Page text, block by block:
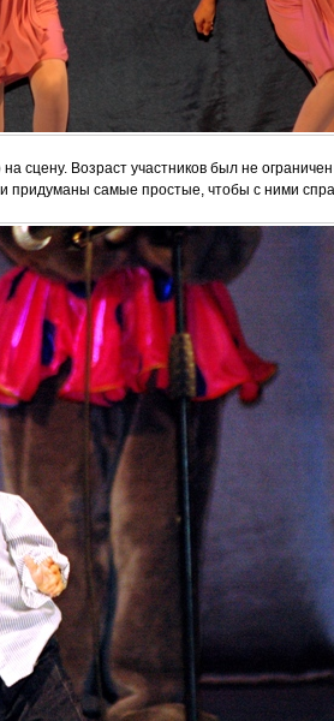
сцену. Возраст участников был не
придуманы самые простые, чтобы с ними